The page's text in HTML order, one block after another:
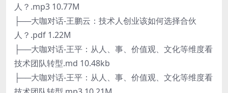
人？.mp3 10.77M
├──大咖对话-王鹏云：技术人创业该如何选择合伙
人？.pdf 1.22M
├──大咖对话-王平：从人、事、价值观、文化等维度看
技术团队转型.md 10.48kb
├──大咖对话-王平：从人、事、价值观、文化等维度看